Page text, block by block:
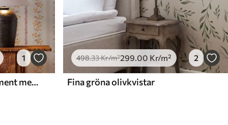
1
Delikat geometriskt ornament med blommor och växter
498.33Kr/m²299.00 Kr/m² 2
Fina gröna olivkvistar